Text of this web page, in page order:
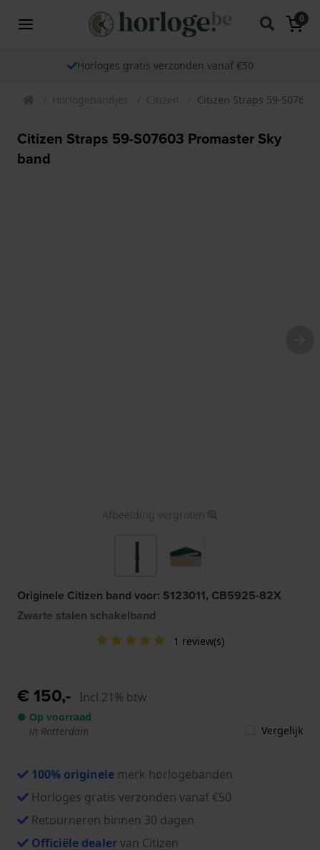
0
Horloges gratis verzonden vanaf €50
Horlogebandjes Citizen Citizen Straps 59-
Citizen Straps 59-S07603 Promaster Sky
band
Afbeelding vergroten
Originele Citizen band voor: S123011, CB5925-82X
Zwarte stalen schakelband
1 review(s)
€ 150,- Incl 21% btw
● Op voorraad
in Rotterdam
Vergelijk
100% originele merk horlogebanden
Horloges gratis verzonden vanaf €50
Retourneren binnen 30 dagen
Officiële dealervan Citizen